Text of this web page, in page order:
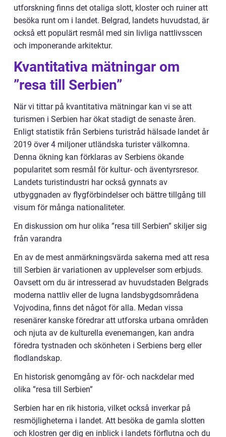
utforskning finns det otaliga slott, kloster och ruiner att
besöka runt om i landet. Belgrad, landets huvudstad, är
också ett populärt resmål med sin livliga nattlivsscen
och imponerande arkitektur.
Kvantitativa mätningar om
”resa till Serbien”
När vi tittar på kvantitativa mätningar kan vi se att
turismen i Serbien har ökat stadigt de senaste åren.
Enligt statistik från Serbiens turistråd hälsade landet år
2019 över 4 miljoner utländska turister välkomna.
Denna ökning kan förklaras av Serbiens ökande
popularitet som resmål för kultur- och äventyrsresor.
Landets turistindustri har också gynnats av
utbyggnaden av flygförbindelser och bättre tillgång till
visum för många nationaliteter.
En diskussion om hur olika ”resa till Serbien” skiljer sig
från varandra
En av de mest anmärkningsvärda sakerna med att resa
till Serbien är variationen av upplevelser som erbjuds.
Oavsett om du är intresserad av huvudstaden Belgrads
moderna nattliv eller de lugna landsbygdsområdena
Vojvodina, finns det något för alla. Medan vissa
resenärer kanske föredrar att utforska urbana områden
och njuta av de kulturella evenemangen, kan andra
föredra tystnaden och skönheten i Serbiens berg eller
flodlandskap.
En historisk genomgång av för- och nackdelar med
olika ”resa till Serbien”
Serbien har en rik historia, vilket också inverkar på
resmöjligheterna i landet. Att besöka de gamla slotten
och klostren ger dig en inblick i landets förflutna och du